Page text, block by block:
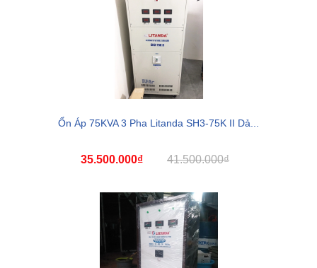
Ổn Áp 75KVA 3 Pha Litanda SH3-75K II Dả...
35.500.000₫ 41.500.000₫